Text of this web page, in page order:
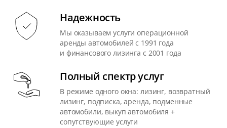
Надежность
Мы оказываем услуги операционной
аренды автомобилей с 1991 года
и финансового лизинга с 2001 года
Полный спектр услуг
В режиме одного окна: лизинг, возвратный
лизинг, подписка, аренда, подменные
автомобили, выкуп автомобиля +
сопутствующие услуги